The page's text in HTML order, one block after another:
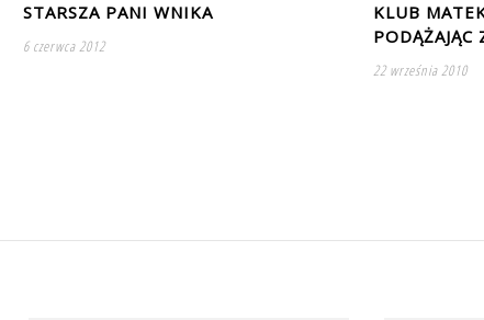
STARSZA PANI WNIKA
6 czerwca 2012
KLUB
22 września 2010